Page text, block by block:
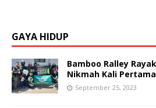
GAYA HIDUP
Bamboo Ralley
Nikmah Kali
September 25, 2023